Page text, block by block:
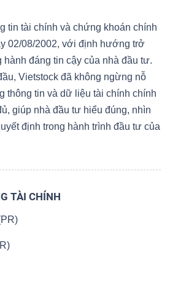
tin tài chính và chứng khoán chính
02/08/2002, với định hướng trở
đáng tin cậy của nhà đầu tư.
Vietstock đã không ngừng nỗ
thông tin và dữ liệu tài chính chính
giúp nhà đầu tư hiểu đúng, nhìn
định trong hành trình đầu tư của
TÀI CHÍNH